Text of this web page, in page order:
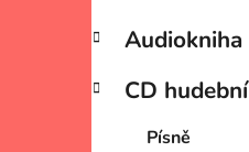
P
s
Přeskočit
kategorie
K
a
e
Audiokniha
CD hudební
Písně